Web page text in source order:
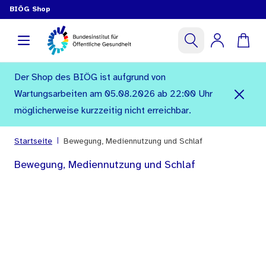
BIÖG Shop
Der Shop des BIÖG ist aufgrund von
Wartungsarbeiten am 05.08.2026 ab 22:00 Uhr
möglicherweise kurzzeitig nicht erreichbar.
Startseite Bewegung, Mediennutzung und Schlaf
Bewegung, Mediennutzung und Schlaf